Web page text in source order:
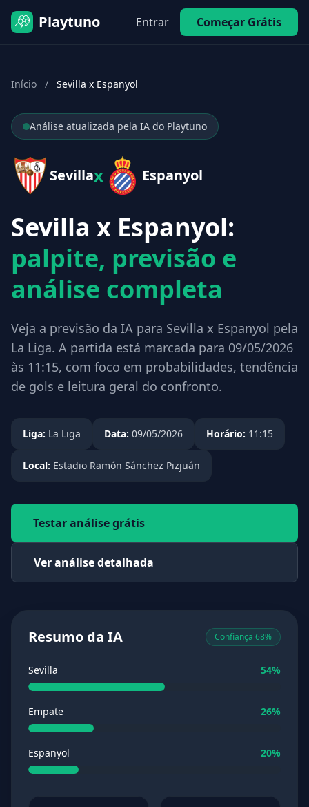
Playtuno Entrar Começar Grátis
Início / Sevilla x Espanyol
Análise atualizada pela IA do Playtuno
Sevillax Espanyol
Sevilla x Espanyol:
palpite, previsão e
análise completa
Veja a previsão da IA para Sevilla x Espanyol pela
La Liga. A partida está marcada para 09/05/2026
às 11:15, com foco em probabilidades, tendência
de gols e leitura geral do confronto.
Liga: La Liga Data: 09/05/2026 Horário: 11:15
Local: Estadio Ramón Sánchez Pizjuán
Testar análise grátis
Ver análise detalhada
Resumo da IA Confiança 68%
Sevilla 54%
Empate 26%
Espanyol 20%